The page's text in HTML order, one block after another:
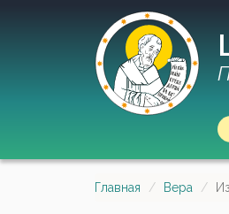
Главная Вера